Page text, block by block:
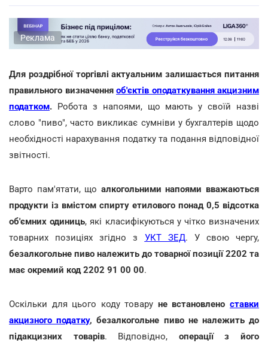
Реклама
Для роздрібної торгівлі актуальним залишається питання
правильного визначення об'єктів оподаткування акцизним
податком. Робота з напоями, що мають у своїй назві
слово "пиво", часто викликає сумніви у бухгалтерів щодо
необхідності нарахування податку та подання відповідної
звітності.
Варто пам'ятати, що алкогольними напоями вважаються
продукти із вмістом спирту етилового понад 0,5 відсотка
об'ємних одиниць, які класифікуються у чітко визначених
товарних позиціях згідно з УКТ ЗЕД. У свою чергу,
безалкогольне пиво належить до товарної позиції 2202 та
має окремий код 2202 91 00 00.
Оскільки для цього коду товару не встановленоставки
акцизного податку, безалкогольне пиво не належить до
підакцизних товарів. Відповідно, операції з його